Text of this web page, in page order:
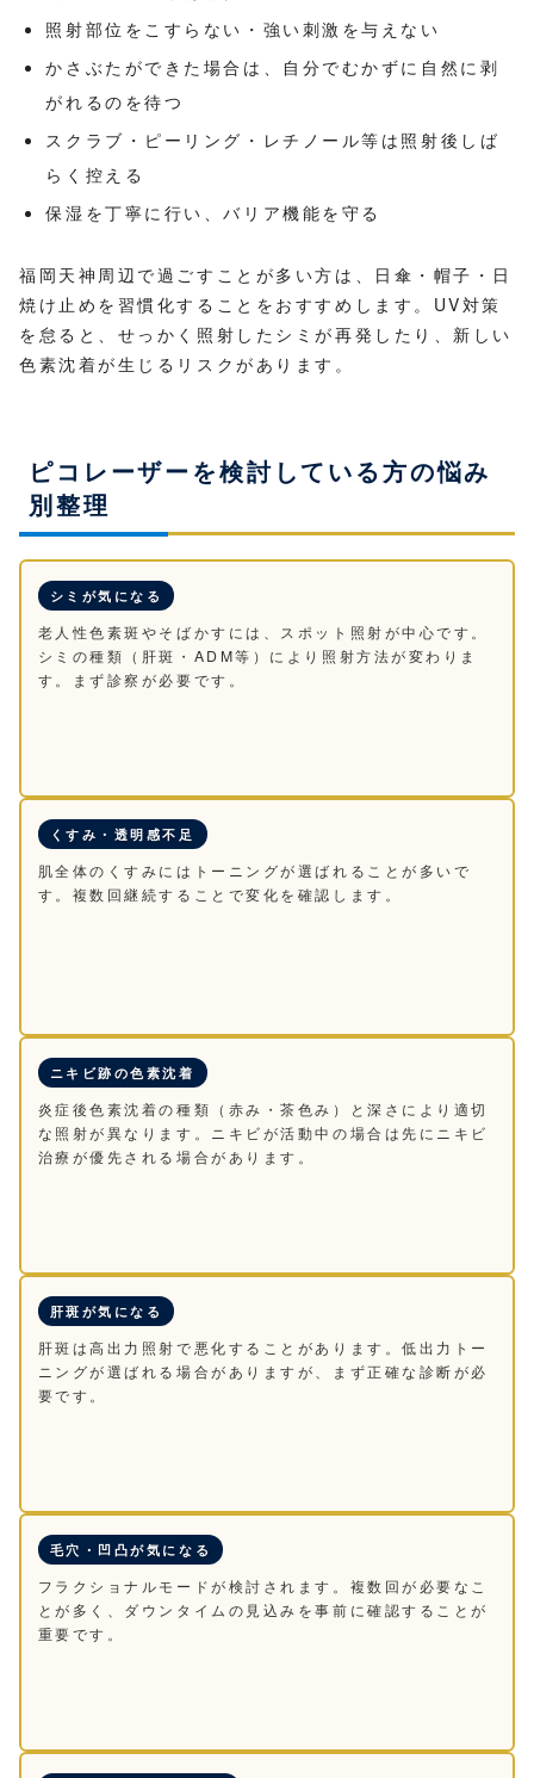
照射部位をこすらない・強い刺激を与えない
かさぶたができた場合は、自分でむかずに自然に剥
がれるのを待つ
スクラブ・ピーリング・レチノール等は照射後しば
らく控える
保湿を丁寧に行い、バリア機能を守る
福岡天神周辺で過ごすことが多い方は、日傘・帽子・日
焼け止めを習慣化することをおすすめします。UV対策
を怠ると、せっかく照射したシミが再発したり、新しい
色素沈着が生じるリスクがあります。
ピコレーザーを検討している方の悩み
別整理
シミが気になる
老人性色素斑やそばかすには、スポット照射が中心です。
シミの種類（肝斑・ADM等）により照射方法が変わりま
す。まず診察が必要です。
くすみ・透明感不足
肌全体のくすみにはトーニングが選ばれることが多いで
す。複数回継続することで変化を確認します。
ニキビ跡の色素沈着
炎症後色素沈着の種類（赤み・茶色み）と深さにより適切
な照射が異なります。ニキビが活動中の場合は先にニキビ
治療が優先される場合があります。
肝斑が気になる
肝斑は高出力照射で悪化することがあります。低出力トー
ニングが選ばれる場合がありますが、まず正確な診断が必
要です。
毛穴・凹凸が気になる
フラクショナルモードが検討されます。複数回が必要なこ
とが多く、ダウンタイムの見込みを事前に確認することが
重要です。